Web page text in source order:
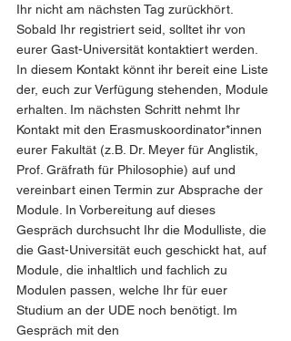
Ihr nicht am nächsten Tag zurückhört.
Sobald Ihr registriert seid, solltet ihr von
eurer Gast-Universität kontaktiert werden.
In diesem Kontakt könnt ihr bereit eine Liste
der, euch zur Verfügung stehenden, Module
erhalten. Im nächsten Schritt nehmt Ihr
Kontakt mit den Erasmuskoordinator*innen
eurer Fakultät (z.B. Dr. Meyer für Anglistik,
Prof. Gräfrath für Philosophie) auf und
vereinbart einen Termin zur Absprache der
Module. In Vorbereitung auf dieses
Gespräch durchsucht Ihr die Modulliste, die
die Gast-Universität euch geschickt hat, auf
Module, die inhaltlich und fachlich zu
Modulen passen, welche Ihr für euer
Studium an der UDE noch benötigt. Im
Gespräch mit den